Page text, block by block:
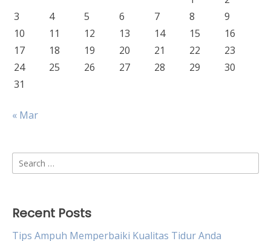
3
4 5 6 7 8
9
10
11 12 13 14 15
16
17
18 19 20 21 22
23
24
25 26 27 28 29
30
31
« Mar
Search
for:
Recent Posts
Tips Ampuh Memperbaiki Kualitas Tidur Anda